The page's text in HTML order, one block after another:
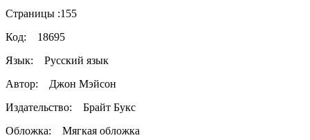
Страницы :155
Код: 18695
Язык: Русский язык
Автор:
Джон Мэйсон
Издательство:
Брайт Букс
Обложка: Мягкая обложка